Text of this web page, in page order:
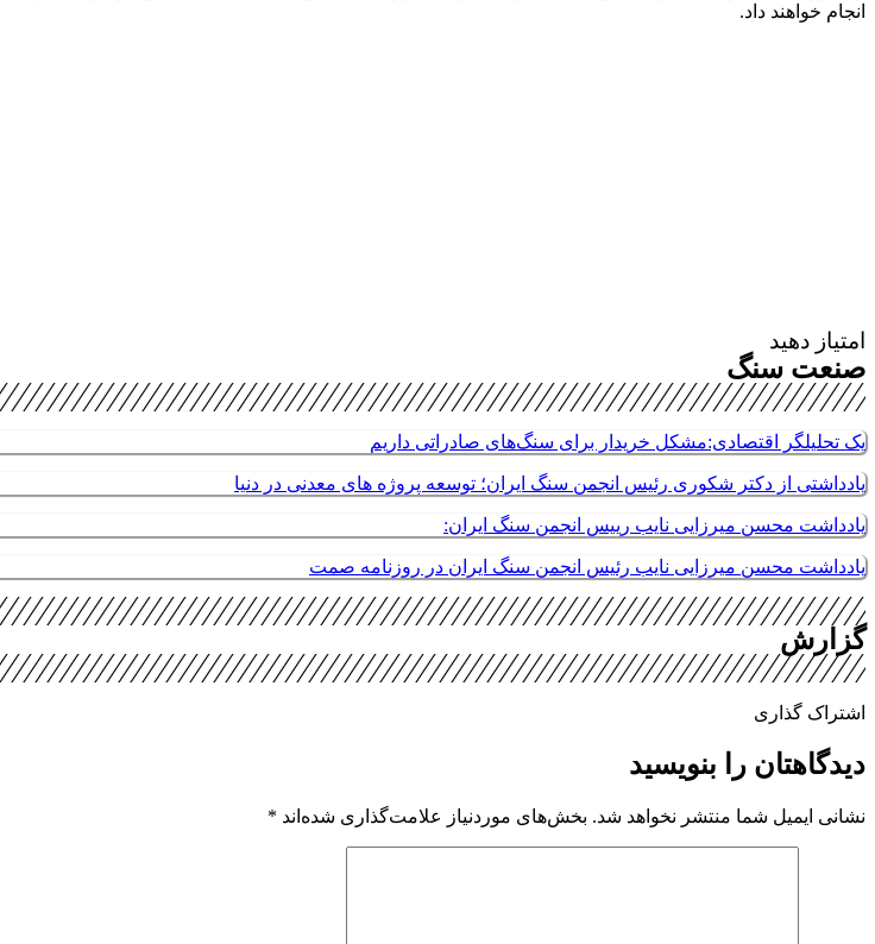
انجام خواهند داد.
امتیاز دهید
صنعت سنگ
یک تحلیلگر اقتصادی:مشکل خریدار برای سنگ‌های صادراتی داریم
یادداشتی از دکتر شکوری رئیس انجمن سنگ ایران؛ توسعه پروژه های معدنی در دنیا
یادداشت محسن میرزایی نایب رییس انجمن سنگ ایران:
یادداشت محسن میرزایی نایب رئیس انجمن سنگ ایران در روزنامه صمت
گزارش
اشتراک گذاری
دیدگاهتان را بنویسید
نشانی ایمیل شما منتشر نخواهد شد. بخش‌های موردنیاز علامت‌گذاری شده‌اند *